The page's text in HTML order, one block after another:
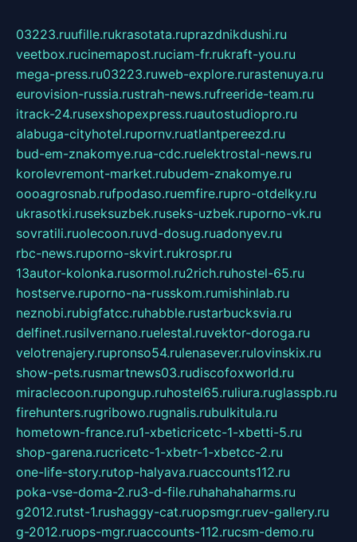
03223.ruufille.rukrasotata.ruprazdnikdushi.ru
veetbox.rucinemapost.ruciam-fr.rukraft-you.ru
mega-press.ru03223.ruweb-explore.rurastenuya.ru
eurovision-russia.rustrah-news.rufreeride-team.ru
itrack-24.rusexshopexpress.ruautostudiopro.ru
alabuga-cityhotel.rupornv.ruatlantpereezd.ru
bud-em-znakomye.rua-cdc.ruelektrostal-news.ru
korolevremont-market.rubudem-znakomye.ru
oooagrosnab.rufpodaso.ruemfire.rupro-otdelky.ru
ukrasotki.ruseksuzbek.ruseks-uzbek.ruporno-vk.ru
sovratili.ruolecoon.ruvd-dosug.ruadonyev.ru
rbc-news.ruporno-skvirt.rukrospr.ru
13autor-kolonka.rusormol.ru2rich.ruhostel-65.ru
hostserve.ruporno-na-russkom.rumishinlab.ru
neznobi.rubigfatcc.ruhabble.rustarbucksvia.ru
delfinet.rusilvernano.ruelestal.ruvektor-doroga.ru
velotrenajery.rupronso54.rulenasever.rulovinskix.ru
show-pets.rusmartnews03.rudiscofoxworld.ru
miraclecoon.rupongup.ruhostel65.ruliura.ruglasspb.ru
firehunters.rugribowo.rugnalis.rubulkitula.ru
hometown-france.ru1-xbeticricetc-1-xbetti-5.ru
shop-garena.rucricetc-1-xbetr-1-xbetcc-2.ru
one-life-story.rutop-halyava.ruaccounts112.ru
poka-vse-doma-2.ru3-d-file.ruhahahaharms.ru
g2012.rutst-1.rushaggy-cat.ruopsmgr.ruev-gallery.ru
g-2012.ruops-mgr.ruaccounts-112.rucsm-demo.ru